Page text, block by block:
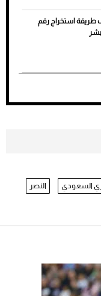
للقميص
طريقة استخراج رقم
تعرضه لحادث مروع.. جوشوا
القاضية" (فيديو)
قبل ليلة النزال.. اكتمال وزن أبطال "The
السعودي النصر